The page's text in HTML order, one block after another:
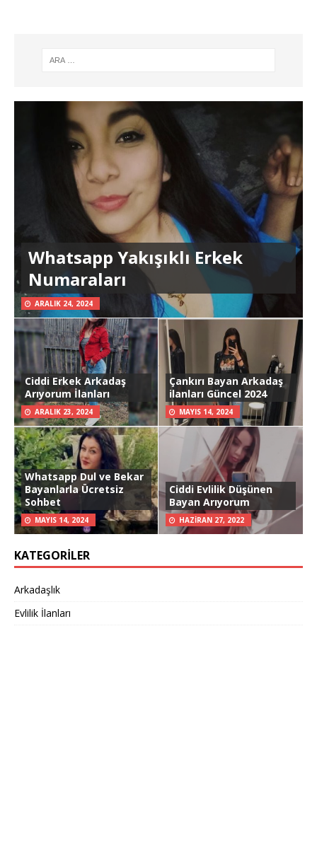
Whatsapp Yakışıklı Erkek
Numaraları
ARALIK 24, 2024
Ciddi Erkek Arkadaş
Arıyorum İlanları
ARALIK 23, 2024
Çankırı Bayan Arkadaş
ilanları Güncel 2024
MAYIS 14, 2024
Whatsapp Dul ve Bekar
Bayanlarla Ücretsiz
Sohbet
MAYIS 14, 2024
Ciddi Evlilik Düşünen
Bayan Arıyorum
HAZIRAN 27, 2022
KATEGORILER
Arkadaşlık
Evlilik İlanları